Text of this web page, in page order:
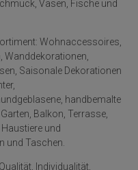
Vasen, Fische und
Wohnaccessoires,
Wanddekorationen,
Saisonale Dekorationen
handbemalte
Balkon, Terrasse,
und
und Taschen.
Individualität,